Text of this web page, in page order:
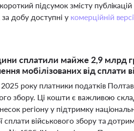
підсумок змісту
добу доступні у комерційній
сплатили майже 2,9 млрд
мобілізованих від сплати
2025 року платники податків
збору. Ці кошти є важливою
регіону у підтримку
сплати військового збору та